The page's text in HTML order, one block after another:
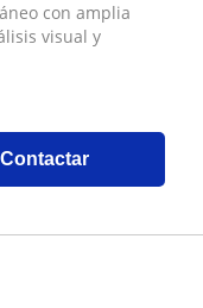
con amplia
visual y
Contactar